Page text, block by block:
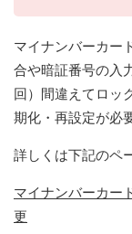
マイナンバーカー
合や暗証番号の入
回）間違えてロッ
期化・再設定が必
詳しくは下記のペ
マイナンバーカー
更